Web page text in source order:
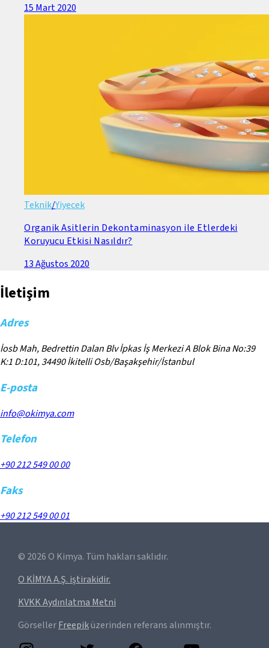
15 Mart 2020
Teknik/Yiyecek
Organik Asitlerin Dekontaminasyon ile Etlerdeki
Koruyucu Etkisi Nasıldır?
13 Ağustos 2020
İletişim
Adres
İosb Mah, Bedrettin Dalan Blv İpkas İş Merkezi A Blok Bina No:39
K:1 D:101, 34490 İkitelli Osb/Başakşehir/İstanbul
E-posta
info@okimya.com
Telefon
+90 212 549 00 00
Faks
+90 212 549 00 01
© 2026 O Kimya. Tüm hakları saklıdır.
O KİMYA A.Ş. iştirakidir.
KVKK Aydınlatma Metni
GörsellerFreepiküzerinden referans alınmıştır.